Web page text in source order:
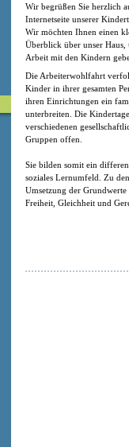
Wir begrüßen Sie herzlich
Internetseite unserer
Wir möchten Ihnen einen
Überblick über unser Haus,
Arbeit mit den Kindern
Die Arbeiterwohlfahrt
Kinder in ihrer gesamten
ihren Einrichtungen ein
unterbreiten. Die
verschiedenen
Gruppen offen.
Sie bilden somit ein
soziales Lernumfeld. Zu
Umsetzung der
Freiheit, Gleichheit und